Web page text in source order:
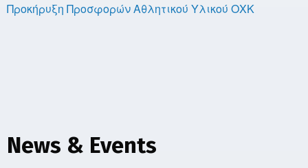
Προκήρυξη Προσφορών Αθλητικού Υλικού ΟΧΚ
News & Events